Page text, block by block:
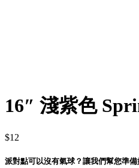
16″ 淺紫色
$12
派對點可以沒有氣球？讓我們幫您準備